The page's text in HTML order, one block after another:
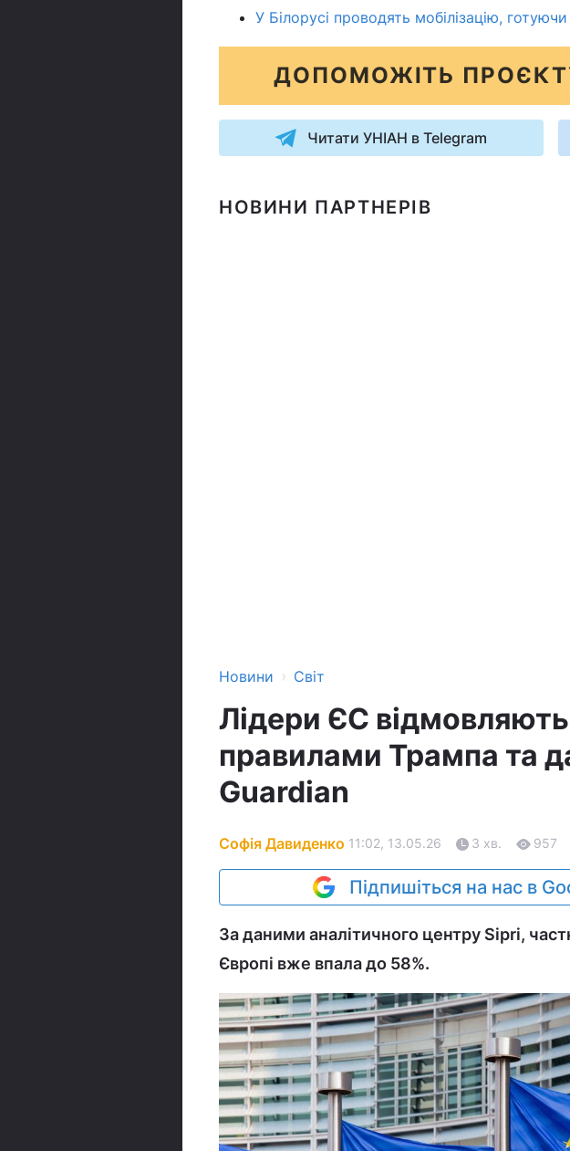
У Білорусі проводять мобілізацію,
ДОПОМОЖІТЬ
Читати УНІАН в Telegram
НОВИНИ ПАРТНЕРІВ
Новини › Світ
Лідери ЄС
правилами Трампа та
Guardian
Софія Давиденко 11:02, 13.05.26 3 хв. 957
Підпишіться на нас в
За даними аналітичного центру Sipri,
Європі вже впала до 58%.